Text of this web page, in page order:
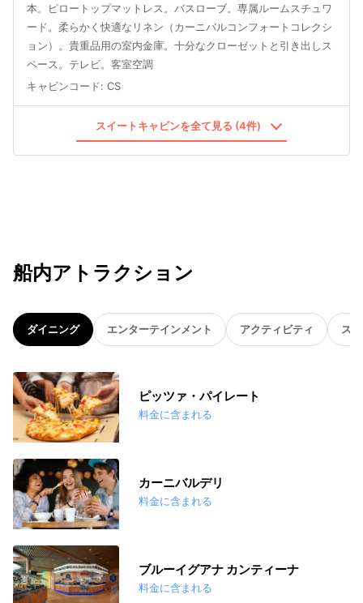
本。ピロートップマットレス。バスローブ。専属ルームスチュワ
ード。柔らかく快適なリネン（カーニバルコンフォートコレクシ
ョン）。貴重品用の室内金庫。十分なクローゼットと引き出しス
ペース。テレビ。客室空調
キャビンコード: CS
スイートキャビンを全て見る (4件)
船内アトラクション
ダイニング エンターテインメント アクティビティ ス
ピッツァ・パイレート
料金に含まれる
カーニバルデリ
料金に含まれる
ブルーイグアナ カンティーナ
料金に含まれる